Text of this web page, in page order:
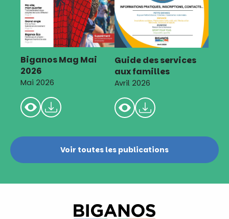
Biganos Mag Mai
2026
Mai 2026
Guide des services
aux familles
Avril 2026
Voir toutes les publications